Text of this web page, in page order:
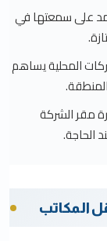
على سمعتها في
المحلية يساهم
مقر الشركة
الحاجة.
المكاتب